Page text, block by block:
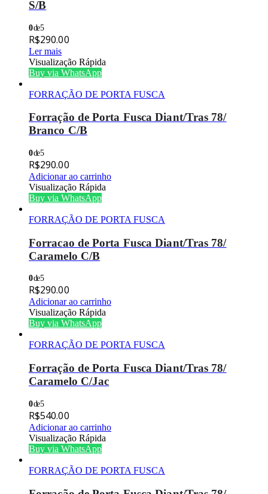
S/B
0de 5
R$290.00
Ler mais
Visualização Rápida
Buy via WhatsApp
FORRAÇÃO DE PORTA FUSCA
Forração de Porta Fusca Diant/Tras 78/
Branco C/B
0de 5
R$290.00
Adicionar ao carrinho
Visualização Rápida
Buy via WhatsApp
FORRAÇÃO DE PORTA FUSCA
Forracao de Porta Fusca Diant/Tras 78/
Caramelo C/B
0de 5
R$290.00
Adicionar ao carrinho
Visualização Rápida
Buy via WhatsApp
FORRAÇÃO DE PORTA FUSCA
Forração de Porta Fusca Diant/Tras 78/
Caramelo C/Jac
0de 5
R$540.00
Adicionar ao carrinho
Visualização Rápida
Buy via WhatsApp
FORRAÇÃO DE PORTA FUSCA